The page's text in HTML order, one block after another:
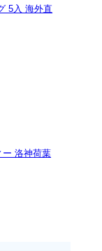
5入 海外直
ー 洛神荷葉